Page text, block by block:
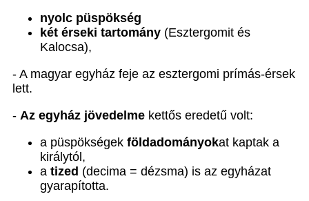
nyolc püspökség
két érseki tartomány (Esztergomit és
Kalocsa),
- A magyar egyház feje az esztergomi prímás-érsek
lett.
- Az egyház jövedelme kettős eredetű volt:
a püspökségek földadományokat kaptak a
királytól,
a tized (decima = dézsma) is az egyházat
gyarapította.